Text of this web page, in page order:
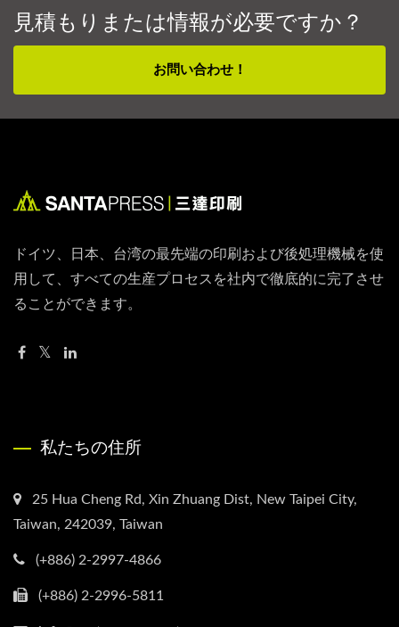
見積もりまたは情報が必要ですか？
お問い合わせ！
ドイツ、日本、台湾の最先端の印刷および後処理機械を使
用して、すべての生産プロセスを社内で徹底的に完了させ
ることができます。
私たちの住所
25 Hua Cheng Rd, Xin Zhuang Dist, New Taipei City,
Taiwan, 242039, Taiwan
(+886) 2-2997-4866
(+886) 2-2996-5811